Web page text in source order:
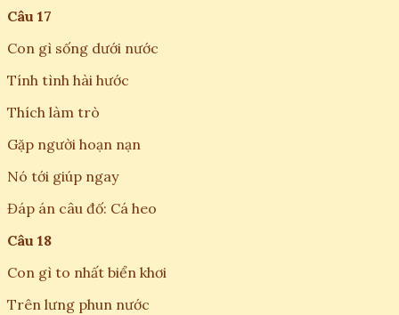
Câu 17
Con gì sống dưới nước
Tính tình hài hước
Thích làm trò
Gặp người hoạn nạn
Nó tới giúp ngay
Đáp án câu đố: Cá heo
Câu 18
Con gì to nhất biển khơi
Trên lưng phun nước